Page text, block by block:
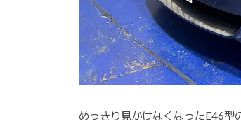
めっきり見かけなくなったE46